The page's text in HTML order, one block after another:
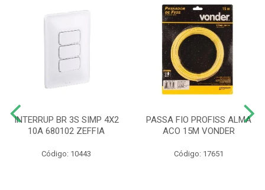
INTERRUP BR 3S SIMP 4X2
10A 680102 ZEFFIA
Código: 10443
PASSA FIO PROFISS ALMA
ACO 15M VONDER
Código: 17651